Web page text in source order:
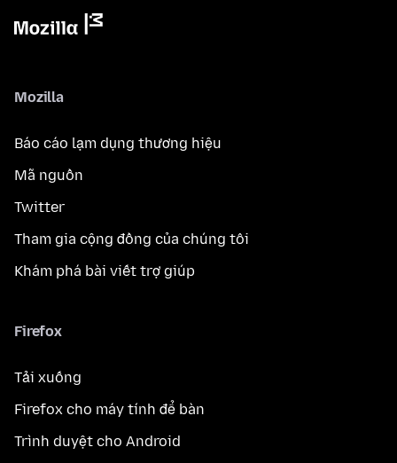
Mozilla
Báo cáo lạm dụng thương hiệu
Mã nguồn
Twitter
Tham gia cộng đồng của chúng tôi
Khám phá bài viết trợ giúp
Firefox
Tải xuống
Firefox cho máy tính để bàn
Trình duyệt cho Android